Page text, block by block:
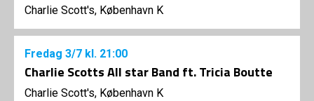
Charlie Scott's, København K
Fredag 3/7 kl. 21:00
Charlie Scotts All star Band ft. Tricia Boutte
Charlie Scott's, København K